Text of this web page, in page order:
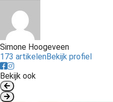
Simone Hoogeveen
173 artikelenBekijk profiel
Bekijk ook